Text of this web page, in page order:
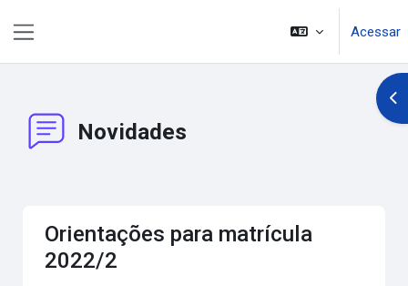
Acessar
Novidades
Orientações para matrícula
2022/2